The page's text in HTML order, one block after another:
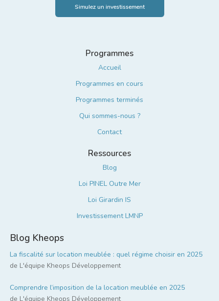
Programmes
Accueil
Programmes en cours
Programmes terminés
Qui sommes-nous ?
Contact
Ressources
Blog
Loi PINEL Outre Mer
Loi Girardin IS
Investissement LMNP
Blog Kheops
La fiscalité sur location meublée : quel régime choisir en 2025
de L'équipe Kheops Développement
Comprendre l’imposition de la location meublée en 2025
de L'équipe Kheops Développement